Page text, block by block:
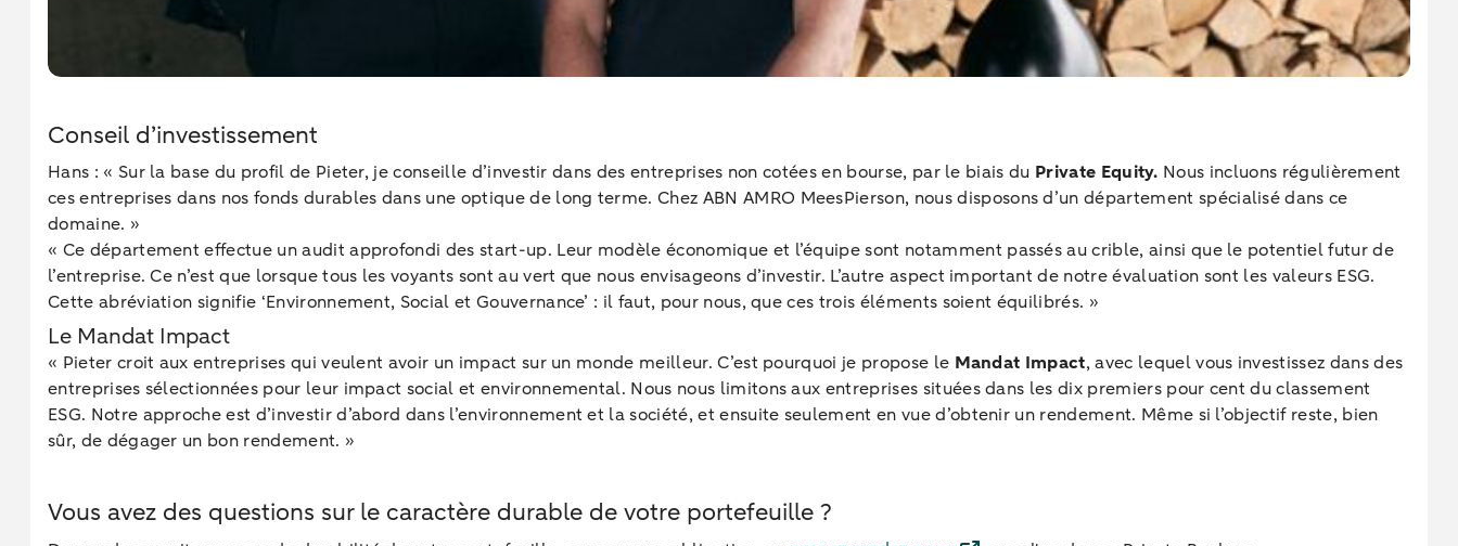
Conseil d’investissement
Hans : « Sur la base du profil de Pieter, je conseille d’investir dans des entreprises non cotées en bourse, par le biais du Private Equity. Nous incluons régulièrement
ces entreprises dans nos fonds durables dans une optique de long terme. Chez ABN AMRO MeesPierson, nous disposons d’un département spécialisé dans ce
domaine. »
« Ce département effectue un audit approfondi des start-up. Leur modèle économique et l’équipe sont notamment passés au crible, ainsi que le potentiel futur de
l’entreprise. Ce n’est que lorsque tous les voyants sont au vert que nous envisageons d’investir. L’autre aspect important de notre évaluation sont les valeurs ESG.
Cette abréviation signifie ‘Environnement, Social et Gouvernance’ : il faut, pour nous, que ces trois éléments soient équilibrés. »
Le Mandat Impact
« Pieter croit aux entreprises qui veulent avoir un impact sur un monde meilleur. C’est pourquoi je propose le Mandat Impact, avec lequel vous investissez dans des
entreprises sélectionnées pour leur impact social et environnemental. Nous nous limitons aux entreprises situées dans les dix premiers pour cent du classement
ESG. Notre approche est d’investir d’abord dans l’environnement et la société, et ensuite seulement en vue d’obtenir un rendement. Même si l’objectif reste, bien
sûr, de dégager un bon rendement. »
Vous avez des questions sur le caractère durable de votre portefeuille ?